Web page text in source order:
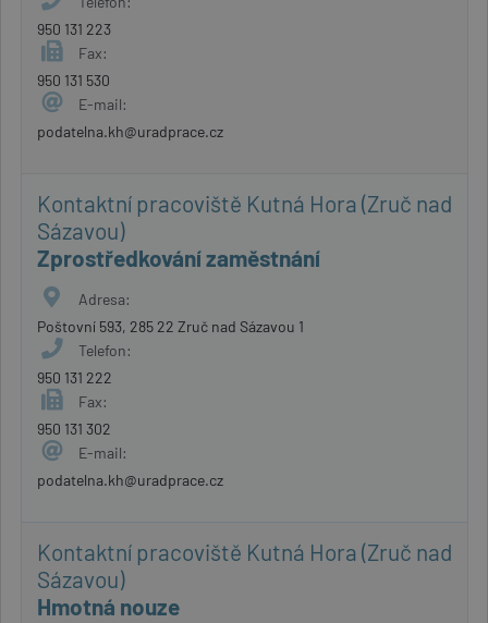
950 131 223
Fax:
950 131 530
E-mail:
podatelna.kh@uradprace.cz
Kontaktní pracoviště Kutná Hora (Zruč nad
Sázavou)
Zprostředkování zaměstnání
Adresa:
Poštovní 593, 285 22 Zruč nad Sázavou 1
Telefon:
950 131 222
Fax:
950 131 302
E-mail:
podatelna.kh@uradprace.cz
Kontaktní pracoviště Kutná Hora (Zruč nad
Sázavou)
Hmotná nouze